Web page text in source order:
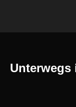
Unterwegs